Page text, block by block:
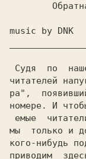
music by DNK
номере. И